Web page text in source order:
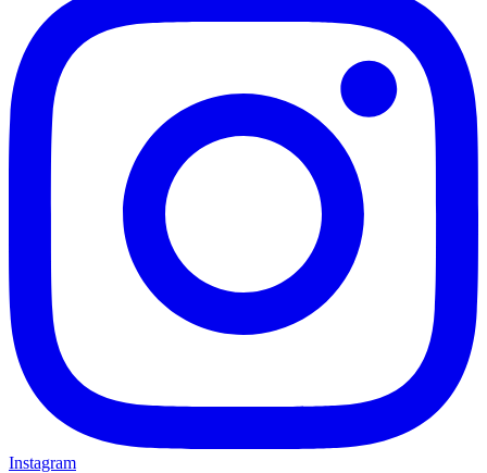
Instagram